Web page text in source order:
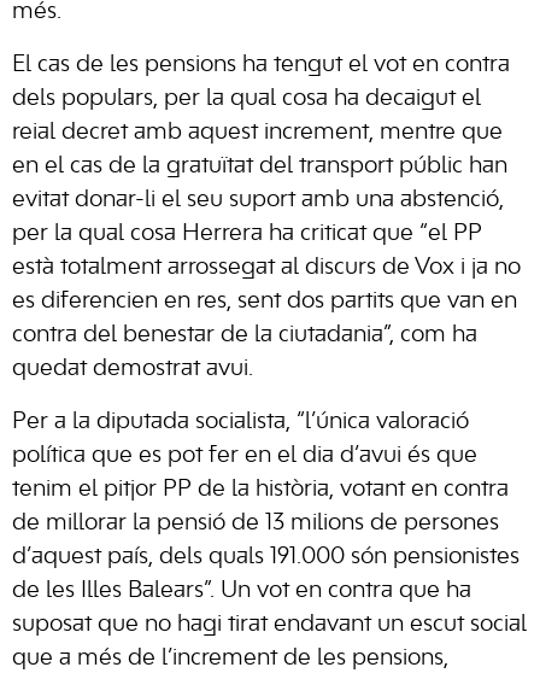
més.
El cas de les pensions ha tengut el vot en contra
dels populars, per la qual cosa ha decaigut el
reial decret amb aquest increment, mentre que
en el cas de la gratuïtat del transport públic han
evitat donar-li el seu suport amb una abstenció,
per la qual cosa Herrera ha criticat que “el PP
està totalment arrossegat al discurs de Vox i ja no
es diferencien en res, sent dos partits que van en
contra del benestar de la ciutadania”, com ha
quedat demostrat avui.
Per a la diputada socialista, “l’única valoració
política que es pot fer en el dia d’avui és que
tenim el pitjor PP de la història, votant en contra
de millorar la pensió de 13 milions de persones
d’aquest país, dels quals 191.000 són pensionistes
de les Illes Balears”. Un vot en contra que ha
suposat que no hagi tirat endavant un escut social
que a més de l’increment de les pensions,